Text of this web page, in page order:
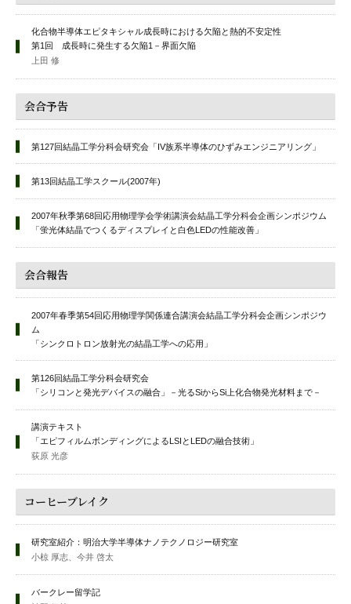
化合物半導体エピタキシャル成長時における欠陥と熱的不安定性
第1回 成長時に発生する欠陥1－界面欠陥
上田 修
会合予告
第127回結晶工学分科会研究会「IV族系半導体のひずみエンジニアリング」
第13回結晶工学スクール(2007年)
2007年秋季第68回応用物理学会学術講演会結晶工学分科会企画シンポジウム
「蛍光体結晶でつくるディスプレイと白色LEDの性能改善」
会合報告
2007年春季第54回応用物理学関係連合講演会結晶工学分科会企画シンポジウ
ム
「シンクロトロン放射光の結晶工学への応用」
第126回結晶工学分科会研究会
「シリコンと発光デバイスの融合」－光るSiからSi上化合物発光材料まで－
講演テキスト
「エピフィルムボンディングによるLSIとLEDの融合技術」
荻原 光彦
コーヒーブレイク
研究室紹介：明治大学半導体ナノテクノロジー研究室
小椋 厚志、今井 啓太
バークレー留学記